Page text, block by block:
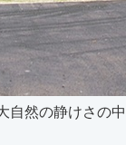
然の静けさの